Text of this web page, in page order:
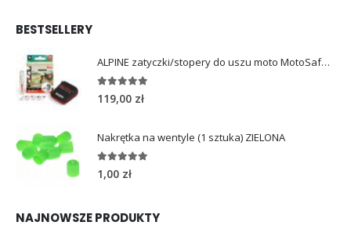
BESTSELLERY
ALPINE zatyczki/stopery do uszu moto MotoSafe Pro
4.96out of 5
119,00 zł
Nakrętka na wentyle (1 sztuka) ZIELONA
5.00 out of 5
1,00 zł
NAJNOWSZE PRODUKTY